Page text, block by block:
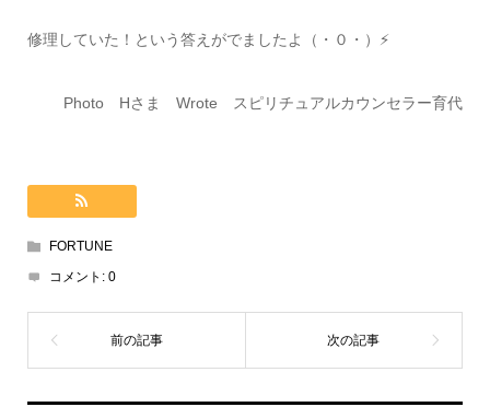
修理していた！という答えがでましたよ（・０・）⚡
Photo Hさま Wrote スピリチュアルカウンセラー育代
FORTUNE
コメント: 0